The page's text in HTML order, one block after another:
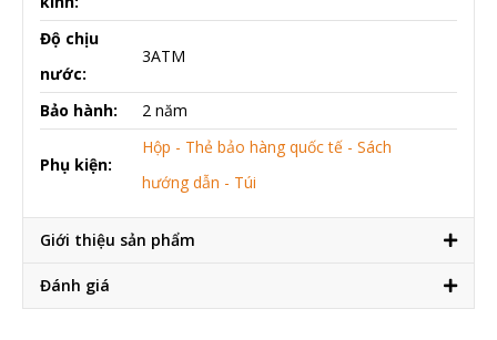
Độ chịu
nước:
3ATM
Bảo hành: 2 năm
Phụ kiện:
Hộp - Thẻ bảo hàng quốc tế - Sách
hướng dẫn - Túi
Giới thiệu sản phẩm
Đánh giá